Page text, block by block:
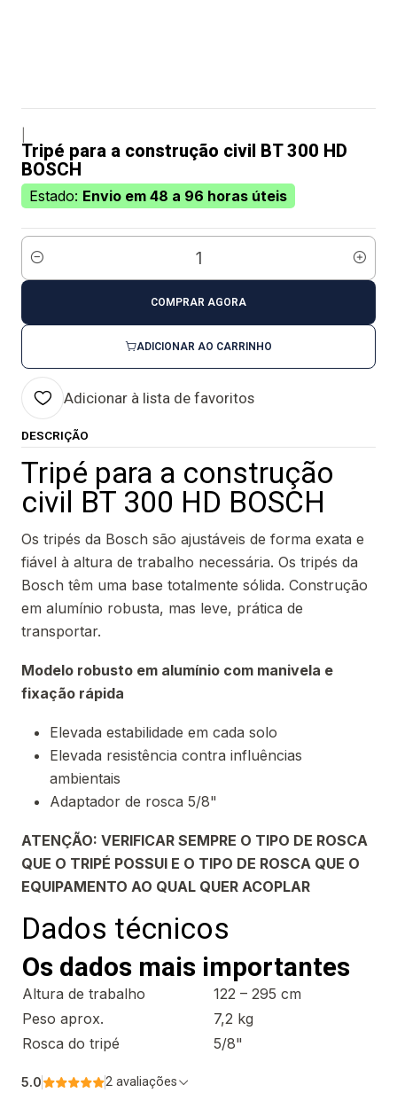
Tripé para a construção civil BT 300 HD
BOSCH
Estado: Envio em 48 a 96 horas úteis
Quantidade
ADICIONAR AO CARRINHO
COMPRAR AGORA
Adicionar à lista de favoritos
DESCRIÇÃO
Tripé para a construção
civil BT 300 HD BOSCH
Os tripés da Bosch são ajustáveis de forma exata e
fiável à altura de trabalho necessária. Os tripés da
Bosch têm uma base totalmente sólida. Construção
em alumínio robusta, mas leve, prática de
transportar.
Modelo robusto em alumínio com manivela e
fixação rápida
Elevada estabilidade em cada solo
Elevada resistência contra influências
ambientais
Adaptador de rosca 5/8"
ATENÇÃO: VERIFICAR SEMPRE O TIPO DE ROSCA
QUE O TRIPÉ POSSUI E O TIPO DE ROSCA QUE O
EQUIPAMENTO AO QUAL QUER ACOPLAR
Dados técnicos
Os dados mais importantes
Altura de trabalho
122 – 295 cm
Peso aprox.
7,2 kg
Rosca do tripé
5/8"
5.0 2 avaliações